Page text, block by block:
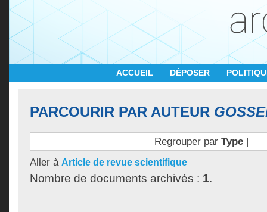
ACCUEIL DÉPOSER
PARCOURIR PAR AUTEUR
Regrouper par Type|
Aller à Article de revue scientifique
Nombre de documents archivés : 1.